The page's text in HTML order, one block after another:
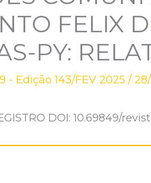
FELIX
PY:
- Edição 143/FEV 2025 /
DOI: 10.69849/